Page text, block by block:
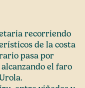
recorriendo
de la costa
pasa por
el faro